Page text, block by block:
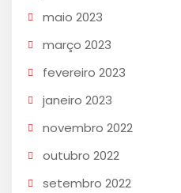
maio 2023
março 2023
fevereiro 2023
janeiro 2023
novembro 2022
outubro 2022
setembro 2022